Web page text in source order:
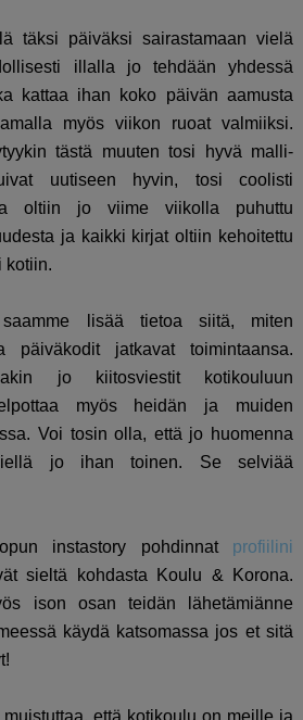
täksi päiväksi sairastamaan vielä
illalla jo tehdään yhdessä
kattaa ihan koko päivän aamusta
myös viikon ruoat valmiiksi.
tästä muuten tosi hyvä malli-
uutiseen hyvin, tosi coolisti
oltiin jo viime viikolla puhuttu
ja kaikki kirjat oltiin kehoitettu
kotiin.
lisää tietoa siitä, miten
päiväkodit jatkavat toimintaansa.
jo kiitosviestit kotikouluun
myös heidän ja muiden
Voi tosin olla, että jo huomenna
jo ihan toinen. Se selviää
instastory pohdinnat profiilini
sieltä kohdasta Koulu & Korona.
ison osan teidän lähetämiänne
käydä katsomassa jos et sitä
että kotikoulu on meille ja